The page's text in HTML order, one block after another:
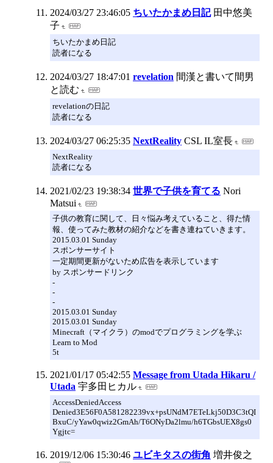
2024/03/27 23:46:05 ちいたかまめ日記 田中悠美
子
ちいたかまめ日記
読者になる
2024/03/27 18:47:01 revelation 間漢と書いて間男
と読む
revelationの日記
読者になる
2024/03/27 06:25:35 NextReality CSL IL室長
NextReality
読者になる
2021/02/23 19:38:34 世界で子供を育てる Nori
Matsui
子供の教育に関して、日々悩み考えていること、得た情
報、使ってみた教材の紹介などを書き連ねていきます。
2015.03.01 Sunday
スポンサーサイト
一定期間更新がないため広告を表示しています
by スポンサードリンク
-
-
-
2015.03.01 Sunday
2015.03.01 Sunday
Minecraft（マイクラ）のmodでプログラミングを学ぶ
Learn to Mod
5t
2021/01/17 05:42:55 Message from Utada Hikaru /
Utada 宇多田ヒカル
AccessDeniedAccess
Denied3E56F0A581282239vx+psUNdM7ETeLkj50D3C3tQI
BxuC/yYaw0qwiz2GmAh/T6ONyDa2lmu/h6TGbsUEX8gs0
Ygjtc=
2019/12/06 15:30:46 ユビキタスの街角 増井俊之